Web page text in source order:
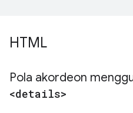
HTML
Pola akordeon
<details>